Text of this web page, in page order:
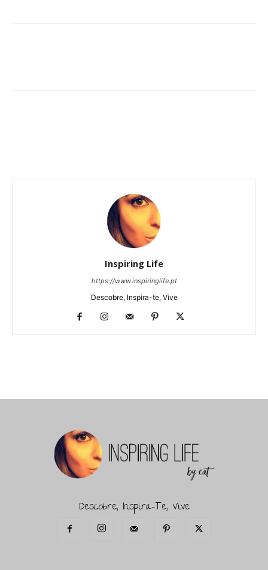
Inspiring Life
https://www.inspiringlife.pt
Descobre, Inspira-te, Vive
Descobre, Inspira-Te, Vive